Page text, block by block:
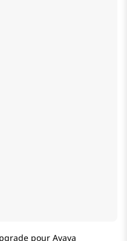
pour Avaya